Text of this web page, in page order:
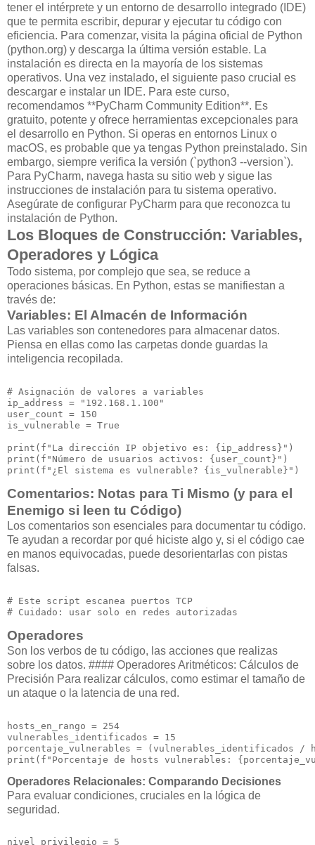
tener el intérprete y un entorno de desarrollo integrado (IDE)
que te permita escribir, depurar y ejecutar tu código con
eficiencia. Para comenzar, visita la página oficial de Python
(python.org) y descarga la última versión estable. La
instalación es directa en la mayoría de los sistemas
operativos. Una vez instalado, el siguiente paso crucial es
descargar e instalar un IDE. Para este curso,
recomendamos **PyCharm Community Edition**. Es
gratuito, potente y ofrece herramientas excepcionales para
el desarrollo en Python. Si operas en entornos Linux o
macOS, es probable que ya tengas Python preinstalado. Sin
embargo, siempre verifica la versión (`python3 --version`).
Para PyCharm, navega hasta su sitio web y sigue las
instrucciones de instalación para tu sistema operativo.
Asegúrate de configurar PyCharm para que reconozca tu
instalación de Python.
Los Bloques de Construcción: Variables,
Operadores y Lógica
Todo sistema, por complejo que sea, se reduce a
operaciones básicas. En Python, estas se manifiestan a
través de:
Variables: El Almacén de Información
Las variables son contenedores para almacenar datos.
Piensa en ellas como las carpetas donde guardas la
inteligencia recopilada.
# Asignación de valores a variables
ip_address = "192.168.1.100"
user_count = 150
is_vulnerable = True
print(f"La dirección IP objetivo es: {ip_address}")
print(f"Número de usuarios activos: {user_count}")
Comentarios: Notas para Ti Mismo (y para el
Enemigo si leen tu Código)
Los comentarios son esenciales para documentar tu código.
Te ayudan a recordar por qué hiciste algo y, si el código cae
en manos equivocadas, puede desorientarlas con pistas
falsas.
# Este script escanea puertos TCP
Operadores
Son los verbos de tu código, las acciones que realizas
sobre los datos. #### Operadores Aritméticos: Cálculos de
Precisión Para realizar cálculos, como estimar el tamaño de
un ataque o la latencia de una red.
hosts_en_rango = 254
vulnerables_identificados = 15
porcentaje_vulnerables = (vulnerables_identificados /
Operadores Relacionales: Comparando Decisiones
Para evaluar condiciones, cruciales en la lógica de
seguridad.
nivel_privilegio = 5